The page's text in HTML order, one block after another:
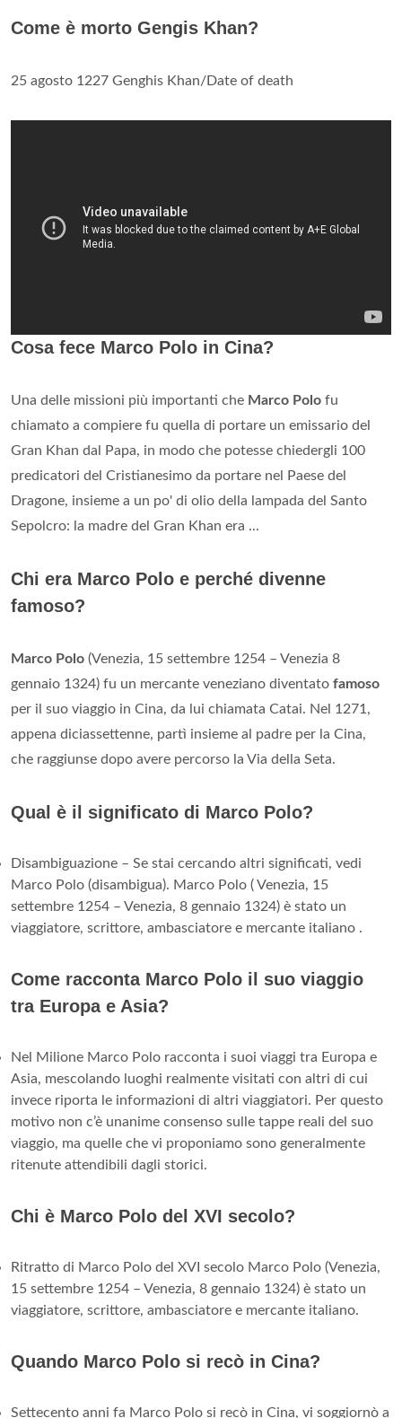
Come è morto Gengis Khan?
25 agosto 1227 Genghis Khan/Date of death
Cosa fece Marco Polo in Cina?
Una delle missioni più importanti che Marco Polo fu
chiamato a compiere fu quella di portare un emissario del
Gran Khan dal Papa, in modo che potesse chiedergli 100
predicatori del Cristianesimo da portare nel Paese del
Dragone, insieme a un po' di olio della lampada del Santo
Sepolcro: la madre del Gran Khan era ...
Chi era Marco Polo e perché divenne
famoso?
Marco Polo (Venezia, 15 settembre 1254 – Venezia 8
gennaio 1324) fu un mercante veneziano diventato famoso
per il suo viaggio in Cina, da lui chiamata Catai. Nel 1271,
appena diciassettenne, partì insieme al padre per la Cina,
che raggiunse dopo avere percorso la Via della Seta.
Qual è il significato di Marco Polo?
Disambiguazione – Se stai cercando altri significati, vedi
Marco Polo (disambigua). Marco Polo ( Venezia, 15
settembre 1254 – Venezia, 8 gennaio 1324) è stato un
viaggiatore, scrittore, ambasciatore e mercante italiano .
Come racconta Marco Polo il suo viaggio
tra Europa e Asia?
Nel Milione Marco Polo racconta i suoi viaggi tra Europa e
Asia, mescolando luoghi realmente visitati con altri di cui
invece riporta le informazioni di altri viaggiatori. Per questo
motivo non c’è unanime consenso sulle tappe reali del suo
viaggio, ma quelle che vi proponiamo sono generalmente
ritenute attendibili dagli storici.
Chi è Marco Polo del XVI secolo?
Ritratto di Marco Polo del XVI secolo Marco Polo (Venezia,
15 settembre 1254 – Venezia, 8 gennaio 1324) è stato un
viaggiatore, scrittore, ambasciatore e mercante italiano.
Quando Marco Polo si recò in Cina?
Settecento anni fa Marco Polo si recò in Cina, vi soggiornò a